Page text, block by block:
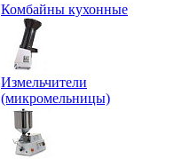
Комбайны кухонные
Измельчители
(микромельницы)